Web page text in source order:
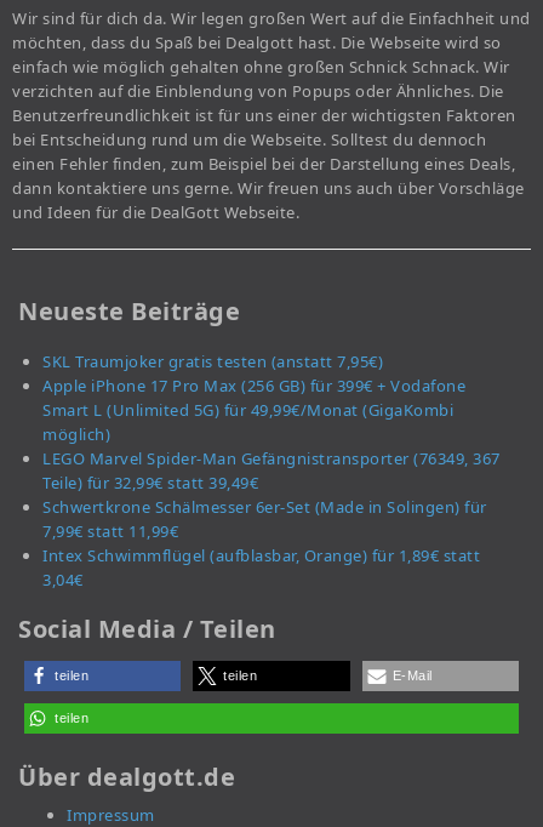
Wir sind für dich da. Wir legen großen Wert auf die Einfachheit und
möchten, dass du Spaß bei Dealgott hast. Die Webseite wird so
einfach wie möglich gehalten ohne großen Schnick Schnack. Wir
verzichten auf die Einblendung von Popups oder Ähnliches. Die
Benutzerfreundlichkeit ist für uns einer der wichtigsten Faktoren
bei Entscheidung rund um die Webseite. Solltest du dennoch
einen Fehler finden, zum Beispiel bei der Darstellung eines Deals,
dann kontaktiere uns gerne. Wir freuen uns auch über Vorschläge
und Ideen für die DealGott Webseite.
Neueste Beiträge
SKL Traumjoker gratis testen (anstatt 7,95€)
Apple iPhone 17 Pro Max (256 GB) für 399€ + Vodafone
Smart L (Unlimited 5G) für 49,99€/Monat (GigaKombi
möglich)
LEGO Marvel Spider-Man Gefängnistransporter (76349, 367
Teile) für 32,99€ statt 39,49€
Schwertkrone Schälmesser 6er-Set (Made in Solingen) für
7,99€ statt 11,99€
Intex Schwimmflügel (aufblasbar, Orange) für 1,89€ statt
3,04€
Social Media / Teilen
teilen teilen E-Mail
teilen
Über dealgott.de
Impressum